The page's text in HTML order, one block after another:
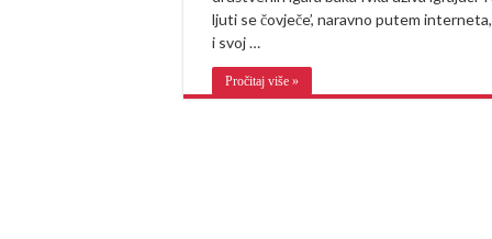
ljuti se čovječe’, naravno putem interneta,
i svoj …
Pročitaj više »